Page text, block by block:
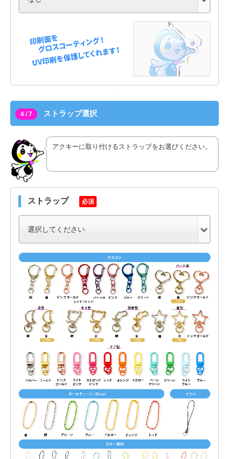
4 / 7 ストラップ選択
アクキーに取り付けるストラップをお選びください。
ストラップ 必須